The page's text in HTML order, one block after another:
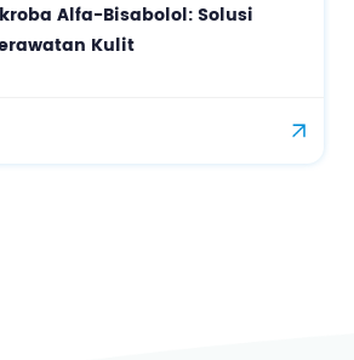
Alfa-Bisabolol: Solusi
Kulit